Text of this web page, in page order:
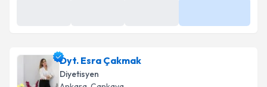
Dyt. Esra Çakmak
Diyetisyen